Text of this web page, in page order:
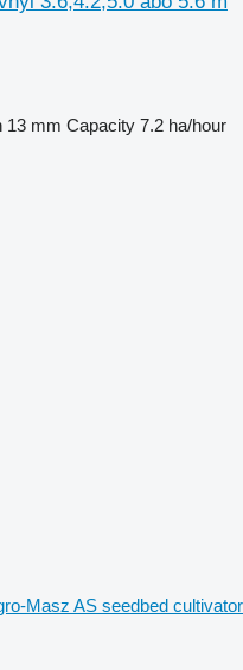
13 mm Capacity 7.2 ha/hour
Masz AS seedbed cultivator